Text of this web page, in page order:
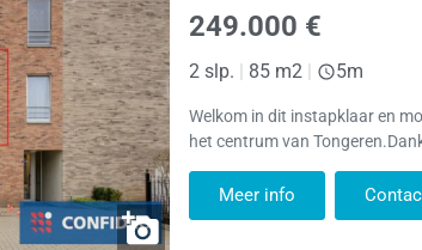
249.000 €
2 slp. 85 m2 5m
Welkom in dit instapklaar en
het centrum van
Meer info